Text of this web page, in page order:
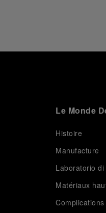
Le Monde
Histoire
Manufacture
Laboratorio di
Matériaux
Complications